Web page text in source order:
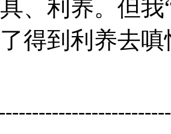
、利养。但
得到利养去